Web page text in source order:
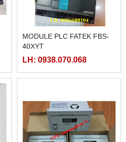
MODULE PLC FATEK FBS-
40XYT
LH: 0938.070.068